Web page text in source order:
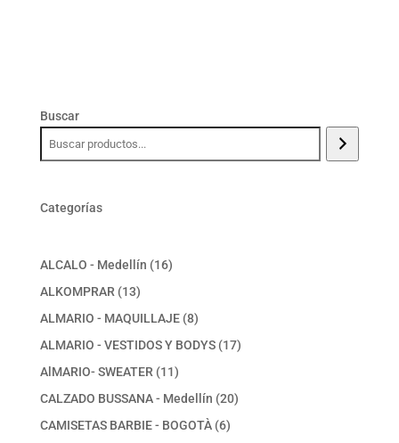
Buscar
Categorías
ALCALO - Medellín 1616
ALKOMPRAR 1313
productos
ALMARIO - MAQUILLAJE 88
productos
ALMARIO - VESTIDOS Y BODYS 1717
AlMARIO- SWEATER 1111
productos
CALZADO BUSSANA - Medellín 2020
CAMISETAS BARBIE - BOGOTÀ 66